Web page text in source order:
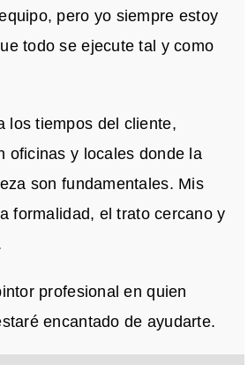
pero yo siempre estoy
todo se ejecute tal y como
los tiempos del cliente,
oficinas y locales donde la
son fundamentales. Mis
formalidad, el trato cercano y
profesional en quien
encantado de ayudarte.